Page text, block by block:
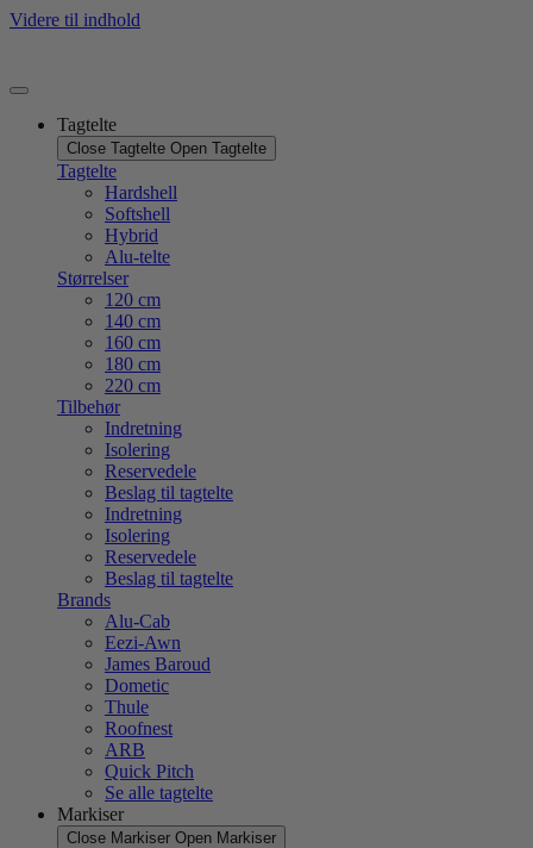
Videre til indhold
Tagtelte
Close Tagtelte Open Tagtelte
Tagtelte
Hardshell
Softshell
Hybrid
Alu-telte
Størrelser
120 cm
140 cm
160 cm
180 cm
220 cm
Tilbehør
Indretning
Isolering
Reservedele
Beslag til tagtelte
Indretning
Isolering
Reservedele
Beslag til tagtelte
Brands
Alu-Cab
Eezi-Awn
James Baroud
Dometic
Thule
Roofnest
ARB
Quick Pitch
Se alle tagtelte
Markiser
Close Markiser Open Markiser